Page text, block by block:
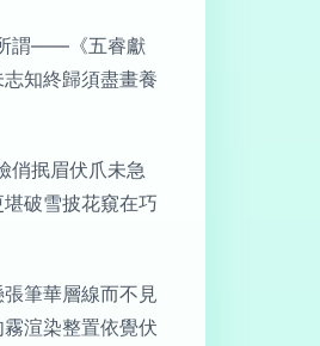
所謂——《五睿獻
知終歸須盡畫養
俏抿眉伏爪未急
破雪披花窺在巧
筆華層線而不見
渲染整置依覺伏